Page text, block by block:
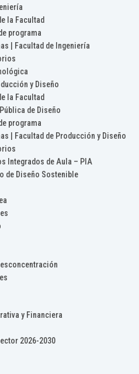
la Facultad
programa
| Facultad de Ingeniería
y Diseño
la Facultad
de Diseño
programa
| Facultad de Producción y Diseño
Integrados de Aula – PIA
de Diseño Sostenible
y Financiera
2026-2030